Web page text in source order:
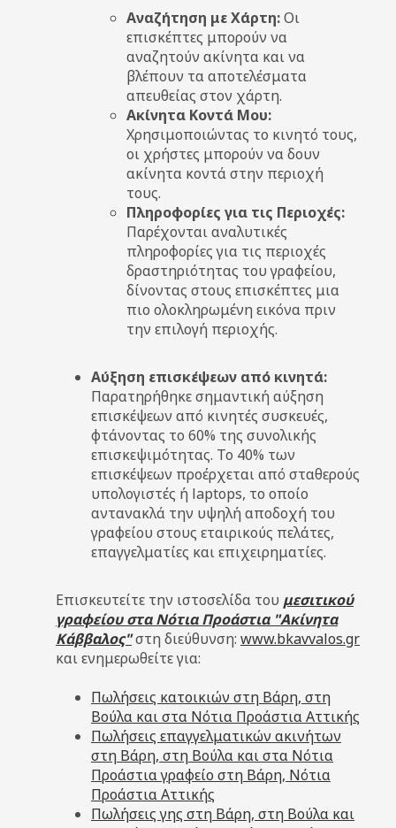
Αναζήτηση με Χάρτη:Οι
επισκέπτες μπορούν να
αναζητούν ακίνητα και να
βλέπουν τα αποτελέσματα
απευθείας στον χάρτη.
Ακίνητα Κοντά Μου:
Χρησιμοποιώντας το κινητό τους,
οι χρήστες μπορούν να δουν
ακίνητα κοντά στην περιοχή
τους.
Πληροφορίες για τις Περιοχές:
Παρέχονται αναλυτικές
πληροφορίες για τις περιοχές
δραστηριότητας του γραφείου,
δίνοντας στους επισκέπτες μια
πιο ολοκληρωμένη εικόνα πριν
την επιλογή περιοχής.
Αύξηση επισκέψεων από κινητά:
Παρατηρήθηκε σημαντική αύξηση
επισκέψεων από κινητές συσκευές,
φτάνοντας το 60% της συνολικής
επισκεψιμότητας. Το 40% των
επισκέψεων προέρχεται από σταθερούς
υπολογιστές ή laptops, το οποίο
αντανακλά την υψηλή αποδοχή του
γραφείου στους εταιρικούς πελάτες,
επαγγελματίες και επιχειρηματίες.
Επισκευτείτε την ιστοσελίδα του μεσιτικού
γραφείου στα Νότια Προάστια "Ακίνητα
Κάββαλος"στη διεύθυνση: www.bkavvalos.gr
και ενημερωθείτε για:
Πωλήσεις κατοικιών στη Βάρη, στη
Βούλα και στα Νότια Προάστια Αττικής
Πωλήσεις επαγγελματικών ακινήτων
στη Βάρη, στη Βούλα και στα Νότια
Προάστια γραφείο στη Βάρη, Νότια
Προάστια Αττικής
Πωλήσεις γης στη Βάρη, στη Βούλα και